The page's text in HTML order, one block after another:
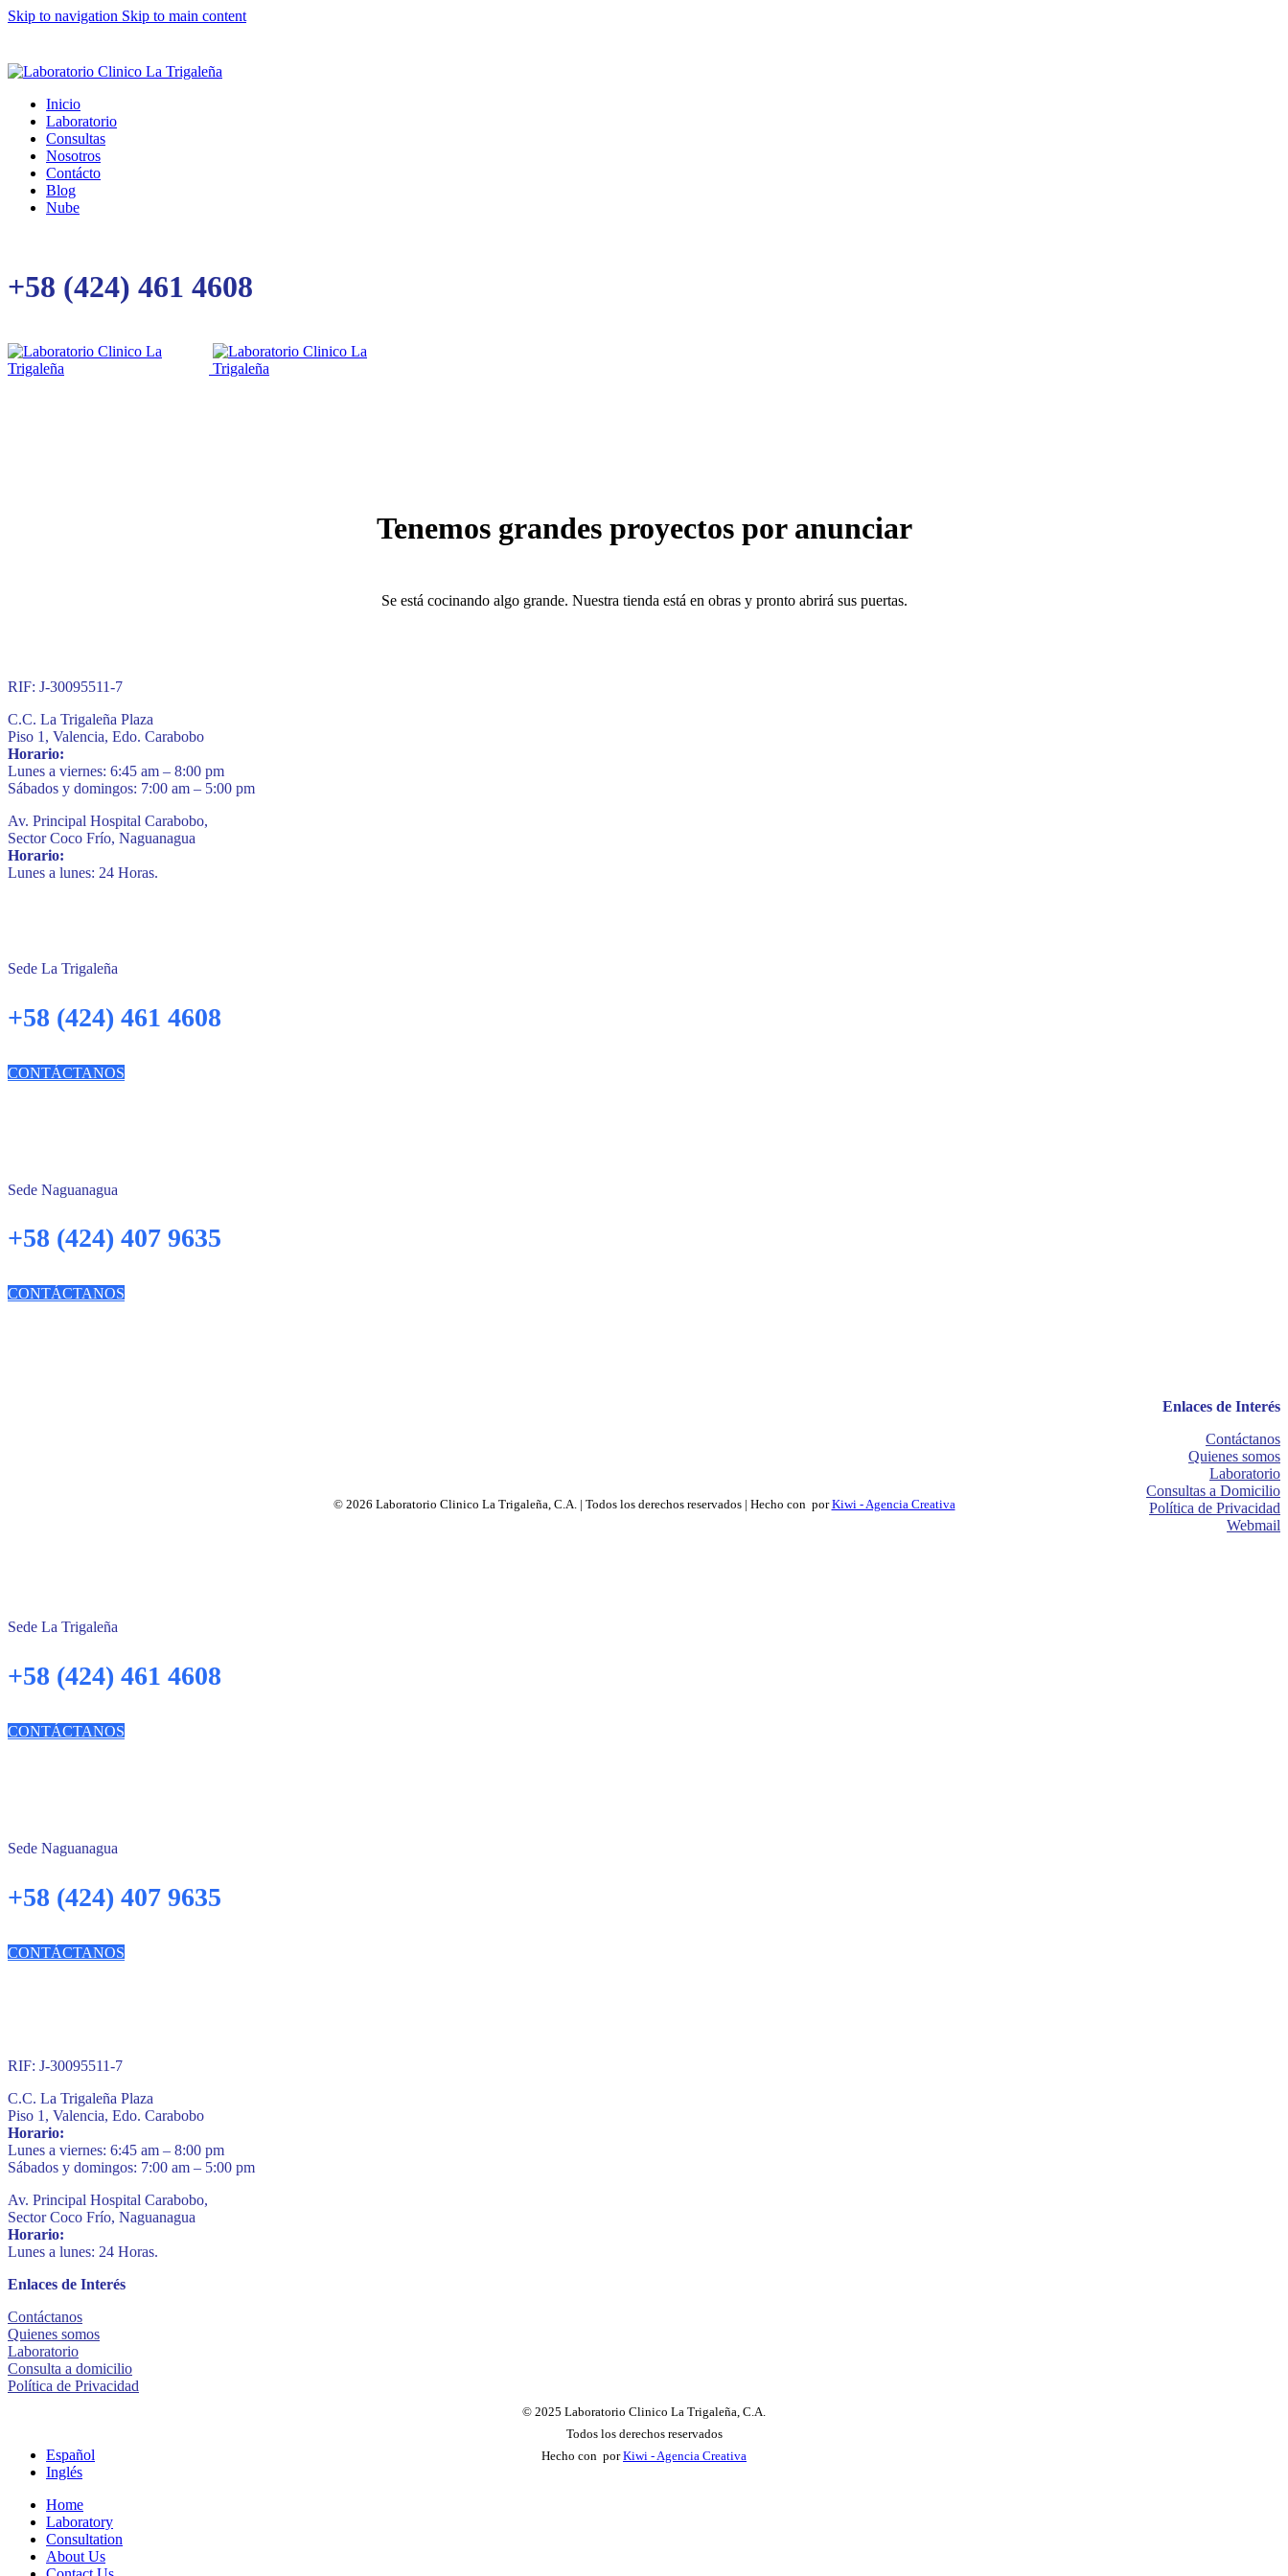
Skip to navigation Skip to main content
Inicio
Laboratorio
Consultas
Nosotros
Contácto
Blog
Nube
+58 (424) 461 4608
Tenemos grandes proyectos por anunciar
Se está cocinando algo grande. Nuestra tienda está en obras y pronto abrirá sus puertas.
RIF: J-30095511-7
C.C. La Trigaleña Plaza
Piso 1, Valencia, Edo. Carabobo
Horario:
Lunes a viernes: 6:45 am – 8:00 pm
Sábados y domingos: 7:00 am – 5:00 pm
Av. Principal Hospital Carabobo,
Sector Coco Frío, Naguanagua
Horario:
Lunes a lunes: 24 Horas.
Sede La Trigaleña
+58 (424) 461 4608
CONTÁCTANOS
Sede Naguanagua
+58 (424) 407 9635
CONTÁCTANOS
Enlaces de Interés
Contáctanos
Quienes somos
Laboratorio
Consultas a Domicilio
Política de Privacidad
Webmail
© 2026 Laboratorio Clinico La Trigaleña, C.A. | Todos los derechos reservados | Hecho con porKiwi - Agencia Creativa
Sede La Trigaleña
+58 (424) 461 4608
CONTÁCTANOS
Sede Naguanagua
+58 (424) 407 9635
CONTÁCTANOS
RIF: J-30095511-7
C.C. La Trigaleña Plaza
Piso 1, Valencia, Edo. Carabobo
Horario:
Lunes a viernes: 6:45 am – 8:00 pm
Sábados y domingos: 7:00 am – 5:00 pm
Av. Principal Hospital Carabobo,
Sector Coco Frío, Naguanagua
Horario:
Lunes a lunes: 24 Horas.
Enlaces de Interés
Contáctanos
Quienes somos
Laboratorio
Consulta a domicilio
Política de Privacidad
© 2025 Laboratorio Clinico La Trigaleña, C.A.
Todos los derechos reservados
Hecho con porKiwi - Agencia Creativa
Español
Inglés
Home
Laboratory
Consultation
About Us